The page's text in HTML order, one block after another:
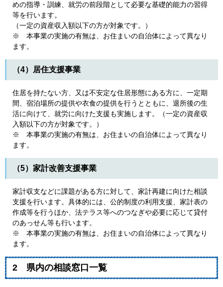
めの指導・訓練、就労の前段階として必要な基礎的能力の習得
等を行います。
（一定の資産収入額以下の方が対象です。）
※ 本事業の実施の有無は、お住まいの自治体によって異なり
ます。
（4）居住支援事業
住居を持たない方、又は不安定な住居形態にある方に、一定期
間、宿泊場所の提供や衣食の提供を行うとともに、退所後の生
活に向けて、就労に向けた支援も実施します。（一定の資産収
入額以下の方が対象です。）
※ 本事業の実施の有無は、お住まいの自治体によって異なり
ます。
（5）家計改善支援事業
家計収支などに課題がある方に対して、家計再建に向けた相談
支援を行います。具体的には、公的制度の利用支援、家計表の
作成等を行うほか、法テラス等へのつなぎや必要に応じて貸付
のあっせん等も行います。
※ 本事業の実施の有無は、お住まいの自治体によって異なり
ます。
2 県内の相談窓口一覧